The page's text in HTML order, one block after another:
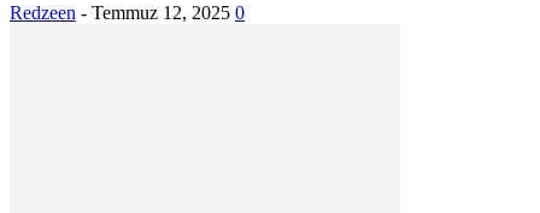
Redzeen - Temmuz 12, 2025 0